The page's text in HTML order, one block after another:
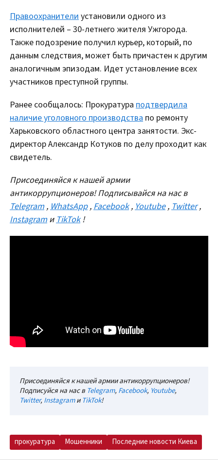
Правоохранители установили одного из
исполнителей – 30-летнего жителя Ужгорода.
Также подозрение получил курьер, который, по
данным следствия, может быть причастен к другим
аналогичным эпизодам. Идет установление всех
участников преступной группы.
Ранее сообщалось: Прокуратура подтвердила
наличие уголовного производства по ремонту
Харьковского областного центра занятости. Экс-
директор Александр Котуков по делу проходит как
свидетель.
Присоединяйся к нашей армии
антикоррупционеров! Подписывайся на нас в
Telegram , WhatsApp , Facebook , Youtube , Twitter ,
Instagram и TikTok !
Присоединяйся к нашей армии антикоррупционеров!
Подписуйся на нас в Telegram, Facebook, Youtube,
Twitter, InstagramиTikTok!
прокуратура Мошенники Последние новости Киева